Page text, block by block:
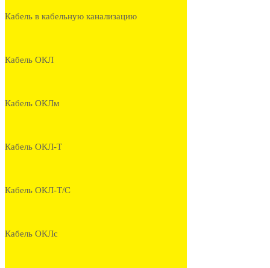
Кабель в кабельную канализацию
Кабель ОКЛ
Кабель ОКЛм
Кабель ОКЛ-Т
Кабель ОКЛ-Т/С
Кабель ОКЛс